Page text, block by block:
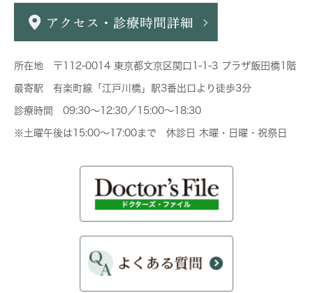
所在地 〒112-0014 東京都文京区関口1-1-3 プラザ飯田橋1階
最寄駅 有楽町線「江戸川橋」駅3番出口より徒歩3分
診療時間 09:30～12:30／15:00～18:30
※土曜午後は15:00～17:00まで 休診日 木曜・日曜・祝祭日